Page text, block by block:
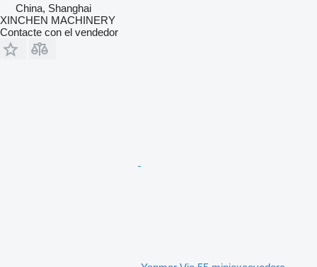
China, Shanghai
XINCHEN MACHINERY
Contacte con el vendedor